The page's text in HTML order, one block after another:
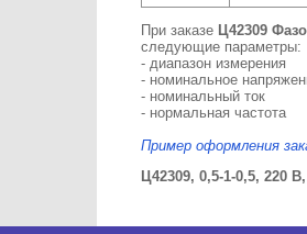
При заказе Ц42309
следующие параметры:
- диапазон измерения
- номинальное
- номинальный ток
- нормальная частота
Пример оформления
Ц42309, 0,5-1-0,5, 220